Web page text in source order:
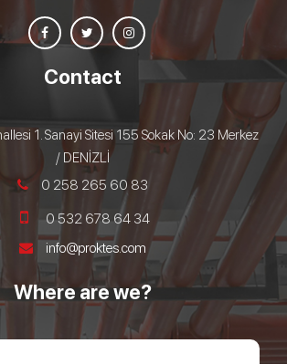
Contact
1. Sanayi Sitesi 155 Sokak No: 23 Merkez
/ DENİZLİ
0 258 265 60 83
0 532 678 64 34
info@proktes.com
Where are we?